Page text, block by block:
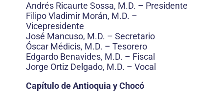
Andrés Ricaurte Sossa, M.D. – Presidente
Filipo Vladimir Morán, M.D. –
Vicepresidente
José Mancuso, M.D. – Secretario
Óscar Médicis, M.D. – Tesorero
Edgardo Benavides, M.D. – Fiscal
Jorge Ortiz Delgado, M.D. – Vocal
Capítulo de Antioquia y Chocó